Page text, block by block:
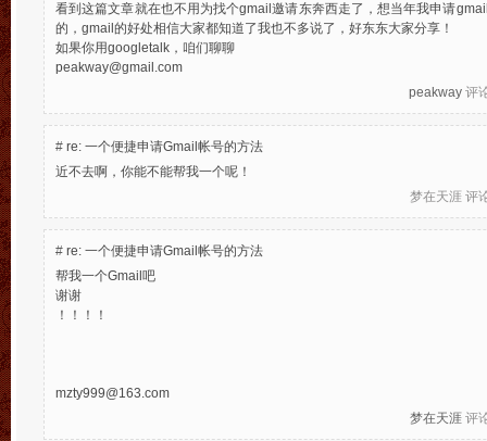
看到这篇文章就在也不用为找个gmail邀请东奔西走了，想当年我申请
的，gmail的好处相信大家都知道了我也不多说了，好东东大家分享！
如果你用googletalk，咱们聊聊
peakway@gmail.com
peakway 评
# re: 一个便捷申请Gmail帐号的方法
近不去啊，你能不能帮我一个呢！
梦在天涯 评
# re: 一个便捷申请Gmail帐号的方法
帮我一个Gmail吧
谢谢
！！！！
mzty999@163.com
梦在天涯 评